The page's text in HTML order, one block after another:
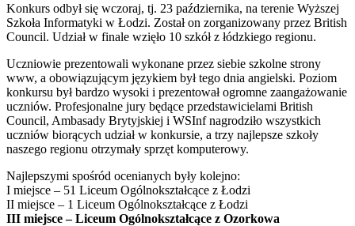
Konkurs odbył się wczoraj, tj. 23 października, na terenie Wyższej
Szkoła Informatyki w Łodzi. Został on zorganizowany przez British
Council. Udział w finale wzięło 10 szkół z łódzkiego regionu.
Uczniowie prezentowali wykonane przez siebie szkolne strony
www, a obowiązującym językiem był tego dnia angielski. Poziom
konkursu był bardzo wysoki i prezentował ogromne zaangażowanie
uczniów. Profesjonalne jury będące przedstawicielami British
Council, Ambasady Brytyjskiej i WSInf nagrodziło wszystkich
uczniów biorących udział w konkursie, a trzy najlepsze szkoły
naszego regionu otrzymały sprzęt komputerowy.
Najlepszymi spośród ocenianych były kolejno:
I miejsce – 51 Liceum Ogólnokształcące z Łodzi
II miejsce – 1 Liceum Ogólnokształcące z Łodzi
III miejsce – Liceum Ogólnokształcące z Ozorkowa